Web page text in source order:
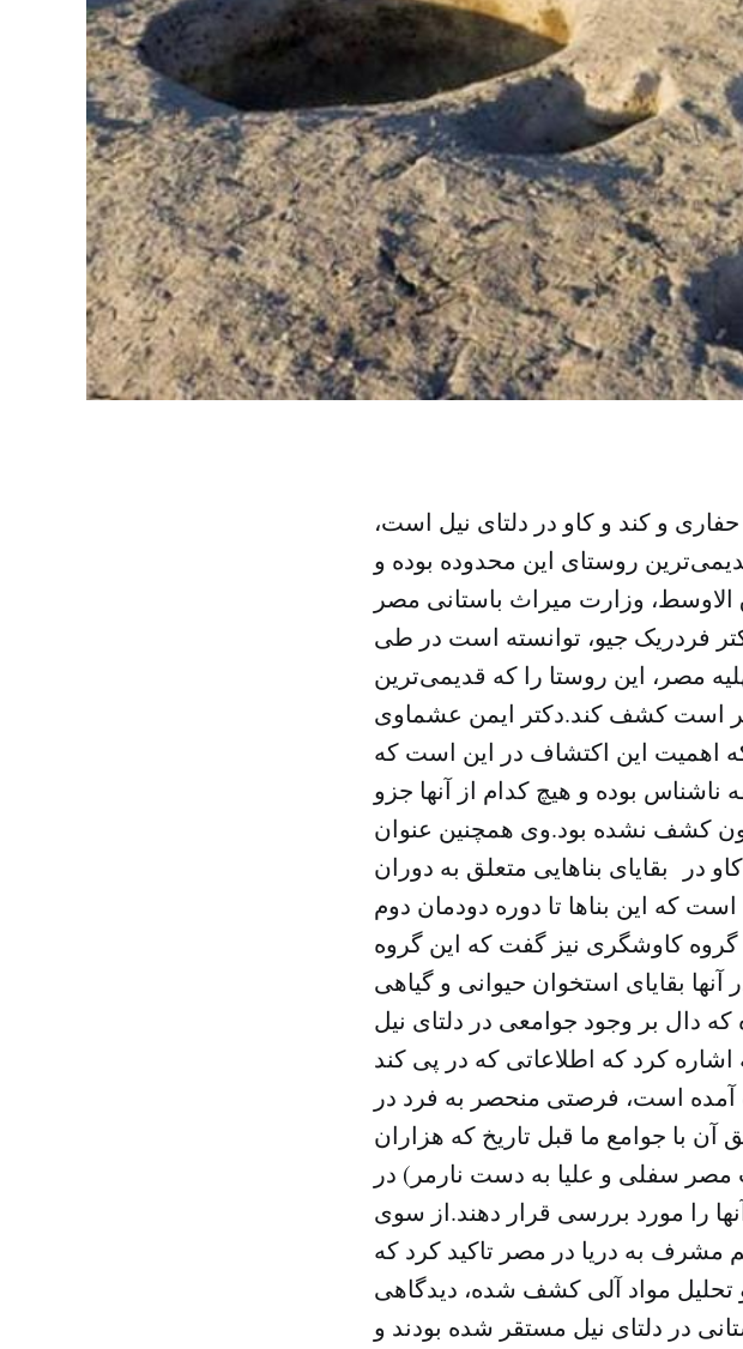
و کند و کاو در دلتای نیل است،
روستای این محدوده بوده و
وزارت میراث باستانی مصر
فردریک جیو، توانسته است در طی
مصر، این روستا را که قدیمی‌ترین
است کشف کند.دکتر ایمن عشماوی
اهمیت این اکتشاف در این است که
بوده و هیچ کدام از آنها جزو
کشف نشده بود.وی همچنین عنوان
در بقایای بناهایی متعلق به دوران
پرداخته است که این بناها تا دوره دودمان دوم
کاوشگری نیز گفت که این گروه
بقایای استخوان حیوانی و گیاهی
دال بر وجود جوامعی در دلتای نیل
اشاره کرد که اطلاعاتی که در پی کند
به اکنون به دست آمده است، فرصتی منحصر به فرد در
آن با جوامع ما قبل تاریخ که هزاران
سفلی و علیا به دست نارمر) در
را مورد بررسی قرار دهند.از سوی
مشرف به دریا در مصر تاکید کرد که
تحلیل مواد آلی کشف شده، دیدگاهی
در دلتای نیل مستقر شده بودند و